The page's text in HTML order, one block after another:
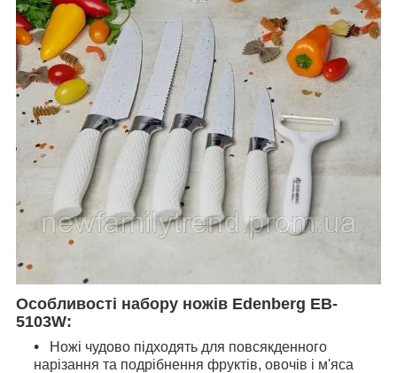
Особливості набору ножів Edenberg EB-
5103W:
Ножі чудово підходять для повсякденного
нарізання та подрібнення фруктів, овочів і м'яса